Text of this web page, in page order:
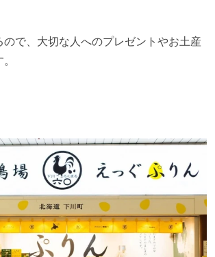
ので、大切な人へのプレゼントやお土産